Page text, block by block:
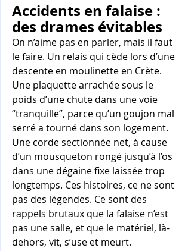
Accidents en falaise :
des drames évitables
On n’aime pas en parler, mais il faut
le faire. Un relais qui cède lors d’une
descente en moulinette en Crète.
Une plaquette arrachée sous le
poids d’une chute dans une voie
“tranquille”, parce qu’un goujon mal
serré a tourné dans son logement.
Une corde sectionnée net, à cause
d’un mousqueton rongé jusqu’à l’os
dans une dégaine fixe laissée trop
longtemps. Ces histoires, ce ne sont
pas des légendes. Ce sont des
rappels brutaux que la falaise n’est
pas une salle, et que le matériel, là-
dehors, vit, s’use et meurt.